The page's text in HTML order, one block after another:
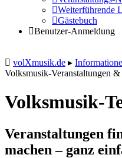
Weiterführende
Gästebuch
Benutzer-Anmeldung
volXmusik.de ▸
Volksmusik-Veranstaltungen
Volksmusik-
Veranstaltungen
machen – ganz